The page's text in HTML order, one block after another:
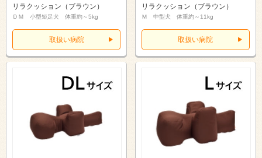
リラクッション（ブラウン）
ＤＭ 小型短足犬 体重約～5kg
取扱い病院
リラクッション（ブラウン）
Ｍ 中型犬 体重約～11kg
取扱い病院